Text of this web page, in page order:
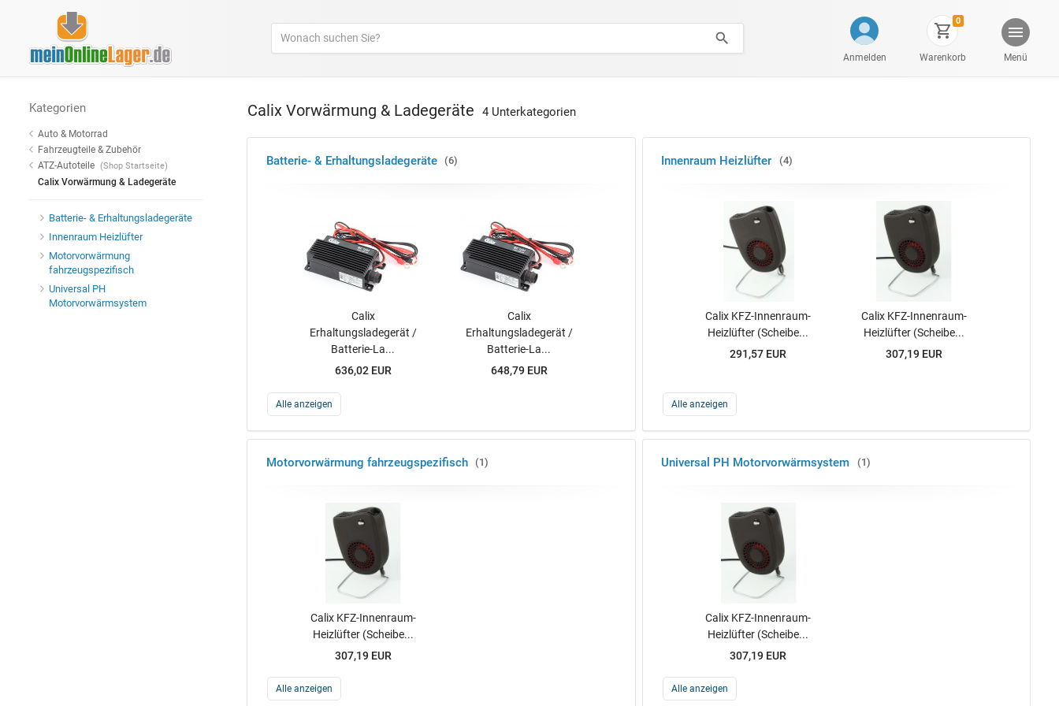
Anmelden
0
Warenkorb Menü
Kategorien
Auto & Motorrad
Fahrzeugteile & Zubehör
ATZ-Autoteile (Shop Startseite)
Calix Vorwärmung & Ladegeräte
Batterie- & Erhaltungsladegeräte
Innenraum Heizlüfter
Motorvorwärmung
fahrzeugspezifisch
Universal PH
Motorvorwärmsystem
Calix Vorwärmung & Ladegeräte 4 Unterkategorien
Batterie- & Erhaltungsladegeräte 6
Calix
Erhaltungsladegerät /
Batterie-La...
636,02 EUR
Calix
Erhaltungsladegerät /
Batterie-La...
648,79 EUR
Alle anzeigen
Innenraum Heizlüfter 4
Calix KFZ-Innenraum-
Heizlüfter (Scheibe...
291,57 EUR
Calix KFZ-Innenraum-
Heizlüfter (Scheibe...
307,19 EUR
Alle anzeigen
Motorvorwärmung fahrzeugspezifisch 1
Calix KFZ-Innenraum-
Heizlüfter (Scheibe...
307,19 EUR
Alle anzeigen
Universal PH Motorvorwärmsystem 1
Calix KFZ-Innenraum-
Heizlüfter (Scheibe...
307,19 EUR
Alle anzeigen